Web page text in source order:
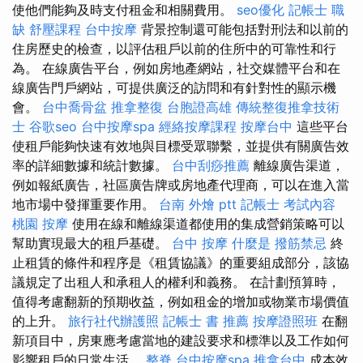
使他們能夠及時支付租金和相關費用。 seo優化 記帳士 職
缺 舒壓課程 台中按摩 背景控制還可能包括對刑法和以前的
住房歷史的檢查，以評估租戶以前的住所中的可靠性和行
為。 在線廣告平台，例如房地產網站，社交媒體平台和在
線廣告門戶網站，可提供廣泛的訪問和有針對性的顯示機
會。 台中喬骨盆 推拿整復 台胞證高雄 傳統整復推拿技術
士 谷歌seo 台中按摩spa 經絡按摩課程 按摩台中 這些平台
使租戶能夠快速有效地與目標受眾聯繫，並提供有關廣告效
率的詳細數據和統計數據。 台中刮痧推薦 離線廣告渠道，
例如報紙廣告，社區廣告牌或房地產代理商，可以在進入當
地市場中發揮重要作用。 台南 外燴 ptt 記帳士 考試內容
桃園 按摩 使用在線和離線渠道都使用的集成營銷策略可以
幫助實現最大的租戶基礎。 台中 按摩 什麼是 撥筋禁忌 終
止租賃的條件和程序是《租賃協議》的重要組成部分，該協
議規定了出租人和承租人的權利和義務。 在計劃預算時，
值得考慮翻新的預期收益，例如租金的增加或物業市場價值
的上升。 旅行社代辦護照 記帳士 書 推薦 按摩證照班 在翻
新項目中，房東應考慮當地的建設要求和標準以及工作如何
影響租戶的日常生活。 整脊 台中按摩spa 推拿台中 成本效